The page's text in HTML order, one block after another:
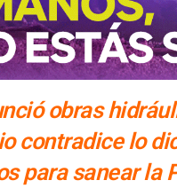
obras
contradice lo
para sanear la